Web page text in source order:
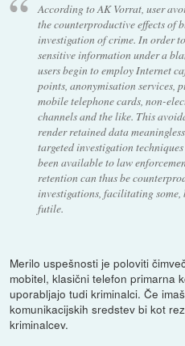
According to AK Vorrat, user
the counterproductive effects of
investigation of crime. In order
sensitive information under a
users begin to employ Internet
points, anonymisation services,
mobile telephone cards, non-
channels and the like. This
render retained data
targeted investigation
been available to law
retention can thus be
investigations, facilitating some,
futile.
Merilo uspešnosti je poloviti
mobitel, klasični telefon primarna
uporabljajo tudi kriminalci. Če
komunikacijskih sredstev bi kot
kriminalcev.